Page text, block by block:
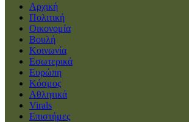
Αρχική
Πολιτική
Οικονομία
Βουλή
Κοινωνία
Εσωτερικά
Ευρώπη
Κόσμος
Αθλητικά
Virals
Επιστήμες